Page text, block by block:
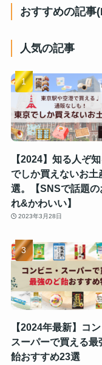
おすすめの記事
人気の記事
【2024】知る人ぞ
でしか買えないお土
選。【SNSで話題の
れ&かわいい】
2023年3月28日
【2024年最新】コン
スーパーで買える最
飴おすすめ23選